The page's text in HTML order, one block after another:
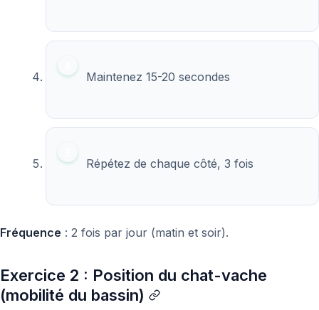
Maintenez 15-20 secondes
Répétez de chaque côté, 3 fois
Fréquence : 2 fois par jour (matin et soir).
Exercice 2 : Position du chat-vache
(mobilité du bassin)